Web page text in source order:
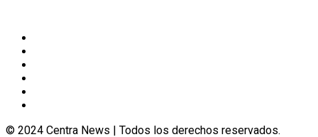
© 2024 Centra News | Todos los derechos reservados.